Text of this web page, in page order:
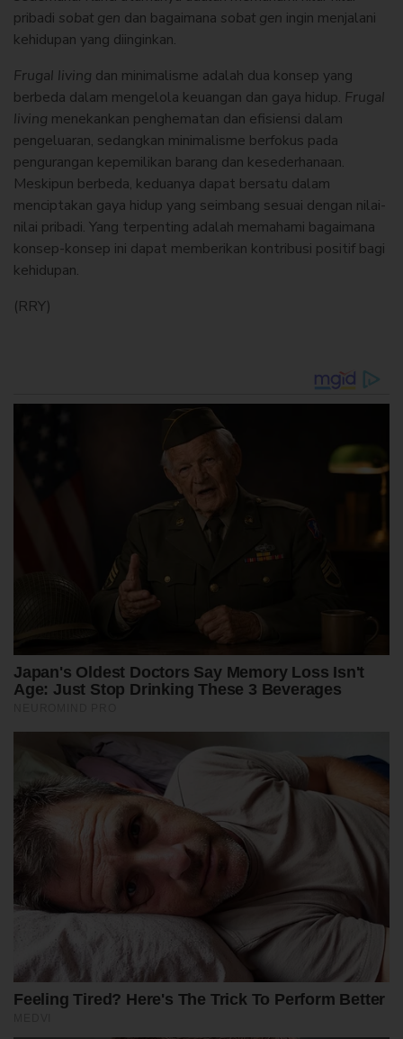
pribadi sobat gen dan bagaimana sobat gen ingin menjalani
kehidupan yang diinginkan.
Frugal living dan minimalisme adalah dua konsep yang
berbeda dalam mengelola keuangan dan gaya hidup. Frugal
living menekankan penghematan dan efisiensi dalam
pengeluaran, sedangkan minimalisme berfokus pada
pengurangan kepemilikan barang dan kesederhanaan.
Meskipun berbeda, keduanya dapat bersatu dalam
menciptakan gaya hidup yang seimbang sesuai dengan nilai-
nilai pribadi. Yang terpenting adalah memahami bagaimana
konsep-konsep ini dapat memberikan kontribusi positif bagi
kehidupan.
(RRY)